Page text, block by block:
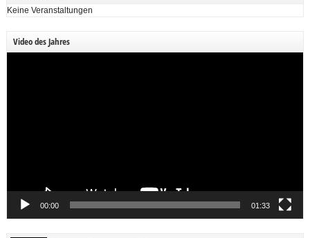
Keine Veranstaltungen
Video des Jahres
00:00 01:33